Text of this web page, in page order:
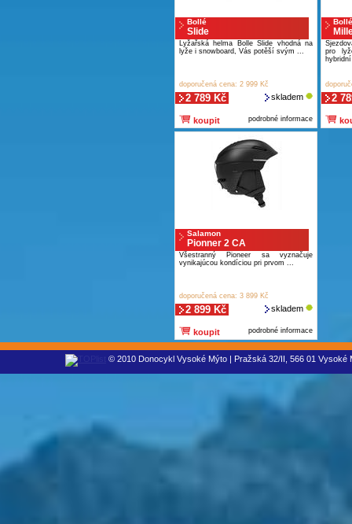
Bollé
Slide
Lyžařská helma Bolle Slide vhodná na
lyže i snowboard, Vás potěší svým ...
doporučená cena: 2 999 Kč
2 789 Kč skladem
koupit podrobné informace
Bollé
pro
2
Salamon
Pionner 2 CA
Všestranný Pioneer sa vyznačuje
vynikajúcou kondíciou pri prvom ...
doporučená cena: 3 899 Kč
2 899 Kč skladem
koupit podrobné informace
© 2010 Donocykl Vysoké Mýto | Pražská 32/II, 566 01 Vysoké